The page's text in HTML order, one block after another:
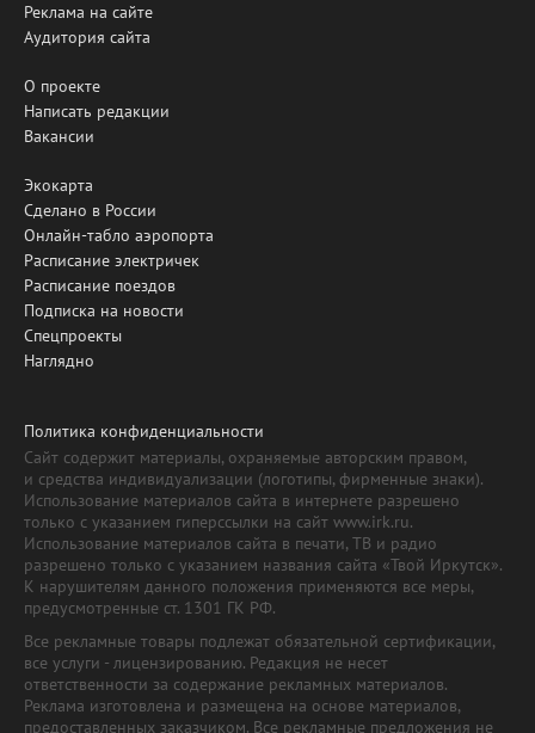
Реклама на сайте
Аудитория сайта
О проекте
Написать редакции
Вакансии
Экокарта
Сделано в России
Онлайн-табло аэропорта
Расписание электричек
Расписание поездов
Подписка на новости
Спецпроекты
Наглядно
Политика конфиденциальности
Сайт содержит материалы, охраняемые авторским правом,
и средства индивидуализации (логотипы, фирменные знаки).
Использование материалов сайта в интернете разрешено
только с указанием гиперссылки на сайт www.irk.ru.
Использование материалов сайта в печати, ТВ и радио
разрешено только с указанием названия сайта «Твой Иркутск».
К нарушителям данного положения применяются все меры,
предусмотренные ст. 1301 ГК РФ.
Все рекламные товары подлежат обязательной сертификации,
все услуги - лицензированию. Редакция не несет
ответственности за содержание рекламных материалов.
Реклама изготовлена и размещена на основе материалов,
предоставленных заказчиком. Все рекламные предложения не